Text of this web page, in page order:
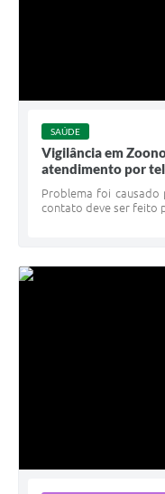
SAÚDE
Vigilância em
atendimento por
Problema foi
contato deve ser feito